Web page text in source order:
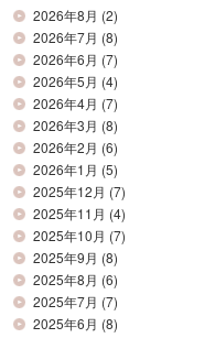
2026年8月 (2)
2026年7月 (8)
2026年6月 (7)
2026年5月 (4)
2026年4月 (7)
2026年3月 (8)
2026年2月 (6)
2026年1月 (5)
2025年12月 (7)
2025年11月 (4)
2025年10月 (7)
2025年9月 (8)
2025年8月 (6)
2025年7月 (7)
2025年6月 (8)